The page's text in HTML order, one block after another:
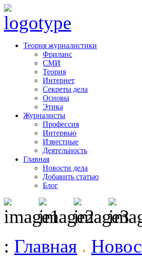
Теория журналистики
Фриланс
СМИ
Теория
Интернет
Секреты дела
Основы
Этика
Журналисты
Профессия
Интервью
Известные
Деятельность
Главная
Новости дела
Добавить статью
Блог
: Главная